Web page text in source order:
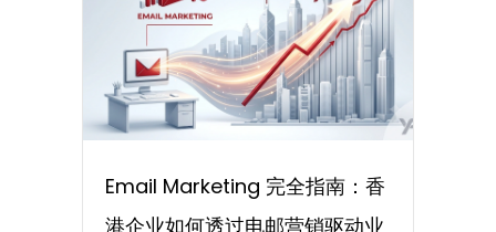
Email Marketing 完全指南：香
港企业如何透过电邮营销驱动业